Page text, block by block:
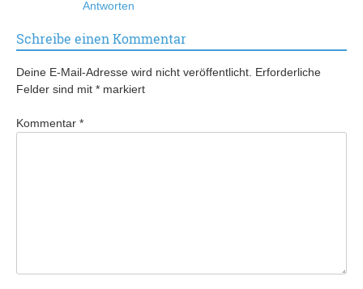
Antworten
Schreibe einen Kommentar
Deine E-Mail-Adresse wird nicht veröffentlicht. Erforderliche
Felder sind mit * markiert
Kommentar *